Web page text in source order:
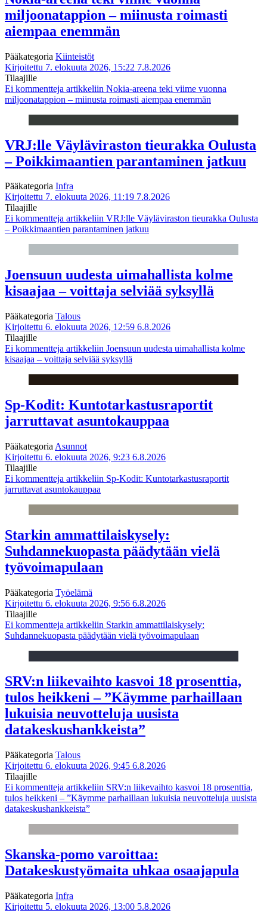
miljoonatappion – miinusta roimasti
aiempaa enemmän
Pääkategoria Kiinteistöt
Kirjoitettu 7. elokuuta 2026, 15:22 7.8.2026
Tilaajille
Ei kommentteja artikkeliin Nokia-areena teki viime vuonna
miljoonatappion – miinusta roimasti aiempaa enemmän
VRJ:lle Väyläviraston tieurakka Oulusta
– Poikkimaantien parantaminen jatkuu
Pääkategoria Infra
Kirjoitettu 7. elokuuta 2026, 11:19 7.8.2026
Tilaajille
Ei kommentteja artikkeliin VRJ:lle Väyläviraston tieurakka Oulusta
– Poikkimaantien parantaminen jatkuu
Joensuun uudesta uimahallista kolme
kisaajaa – voittaja selviää syksyllä
Pääkategoria Talous
Kirjoitettu 6. elokuuta 2026, 12:59 6.8.2026
Tilaajille
Ei kommentteja artikkeliin Joensuun uudesta uimahallista kolme
kisaajaa – voittaja selviää syksyllä
Sp-Kodit: Kuntotarkastusraportit
jarruttavat asuntokauppaa
Pääkategoria Asunnot
Kirjoitettu 6. elokuuta 2026, 9:23 6.8.2026
Tilaajille
Ei kommentteja artikkeliin Sp-Kodit: Kuntotarkastusraportit
jarruttavat asuntokauppaa
Starkin ammattilaiskysely:
Suhdannekuopasta päädytään vielä
työvoimapulaan
Pääkategoria Työelämä
Kirjoitettu 6. elokuuta 2026, 9:56 6.8.2026
Tilaajille
Ei kommentteja artikkeliin Starkin ammattilaiskysely:
Suhdannekuopasta päädytään vielä työvoimapulaan
SRV:n liikevaihto kasvoi 18 prosenttia,
tulos heikkeni – ”Käymme parhaillaan
lukuisia neuvotteluja uusista
datakeskushankkeista”
Pääkategoria Talous
Kirjoitettu 6. elokuuta 2026, 9:45 6.8.2026
Tilaajille
Ei kommentteja artikkeliin SRV:n liikevaihto kasvoi 18 prosenttia,
tulos heikkeni – ”Käymme parhaillaan lukuisia neuvotteluja uusista
datakeskushankkeista”
Skanska-pomo varoittaa:
Datakeskustyömaita uhkaa osaajapula
Pääkategoria Infra
Kirjoitettu 5. elokuuta 2026, 13:00 5.8.2026